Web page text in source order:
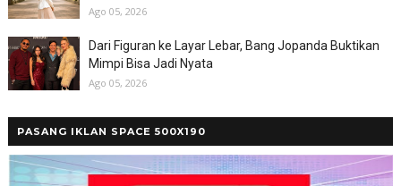
Ago 05, 2026
Dari Figuran ke Layar Lebar, Bang Jopanda Buktikan
Mimpi Bisa Jadi Nyata
Ago 05, 2026
PASANG IKLAN SPACE 500X190